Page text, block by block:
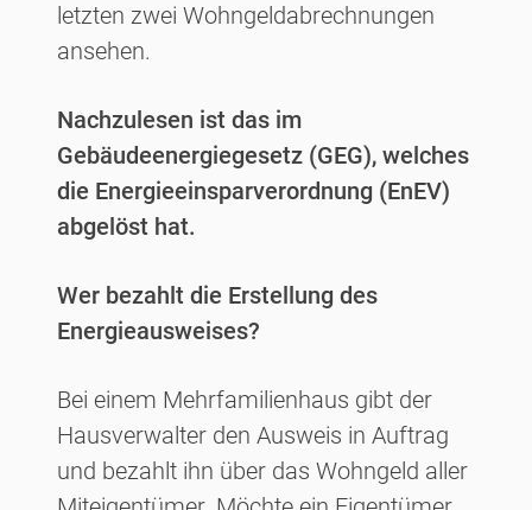
letzten zwei Wohngeldabrechnungen
ansehen.
Nachzulesen ist das im
Gebäudeenergiegesetz (GEG), welches
die Energieeinsparverordnung (EnEV)
abgelöst hat.
Wer bezahlt die Erstellung des
Energieausweises?
Bei einem Mehrfamilienhaus gibt der
Hausverwalter den Ausweis in Auftrag
und bezahlt ihn über das Wohngeld aller